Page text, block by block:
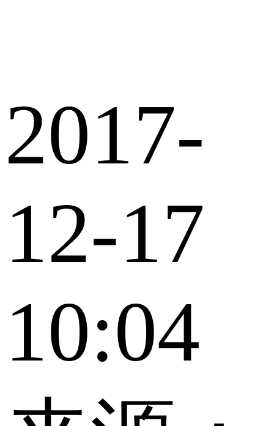
2017-
12-17
10:04